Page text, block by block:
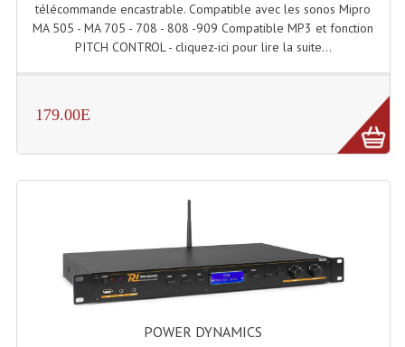
télécommande encastrable. Compatible avec les sonos Mipro
MA 505 - MA 705 - 708 - 808 -909 Compatible MP3 et fonction
PITCH CONTROL - cliquez-ici pour lire la suite...
179.00E
POWER DYNAMICS